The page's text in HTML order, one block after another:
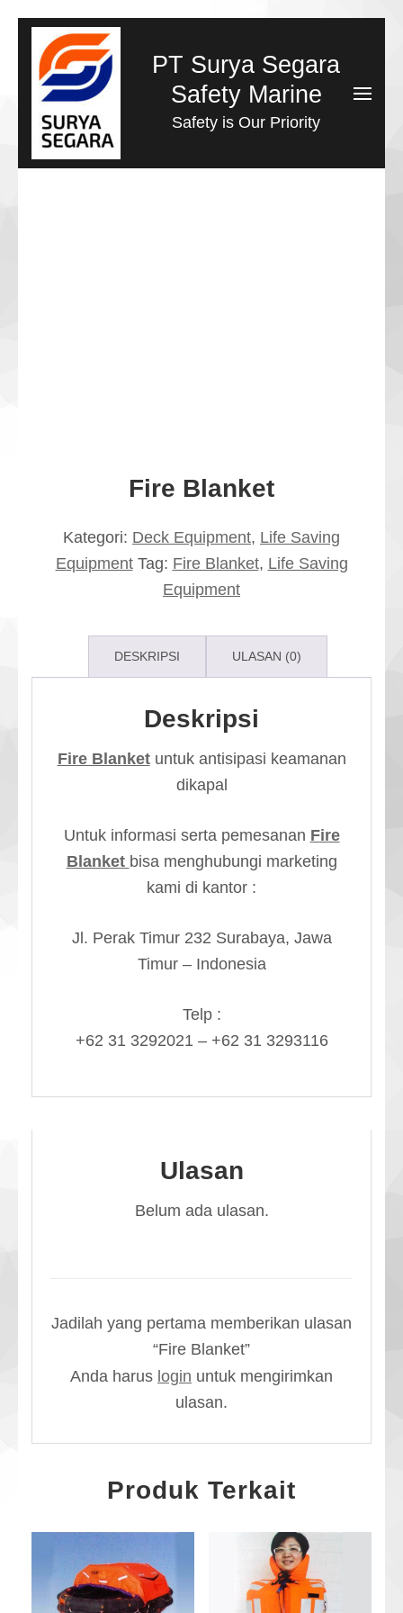
ke
konten
(Tekan
Enter)
PT Surya Segara
Safety Marine
Safety is Our Priority
Fire Blanket
Kategori: Deck Equipment, Life Saving
Equipment Tag: Fire Blanket, Life Saving
Equipment
DESKRIPSI ULASAN (0)
Deskripsi
Fire Blanketuntuk antisipasi keamanan
dikapal
Untuk informasi serta pemesanan Fire
Blanket bisa menghubungi marketing
kami di kantor :
Jl. Perak Timur 232 Surabaya, Jawa
Timur – Indonesia
Telp :
+62 31 3292021 – +62 31 3293116
Ulasan
Belum ada ulasan.
Jadilah yang pertama memberikan ulasan
“Fire Blanket”
Anda harus login untuk mengirimkan
ulasan.
Produk Terkait